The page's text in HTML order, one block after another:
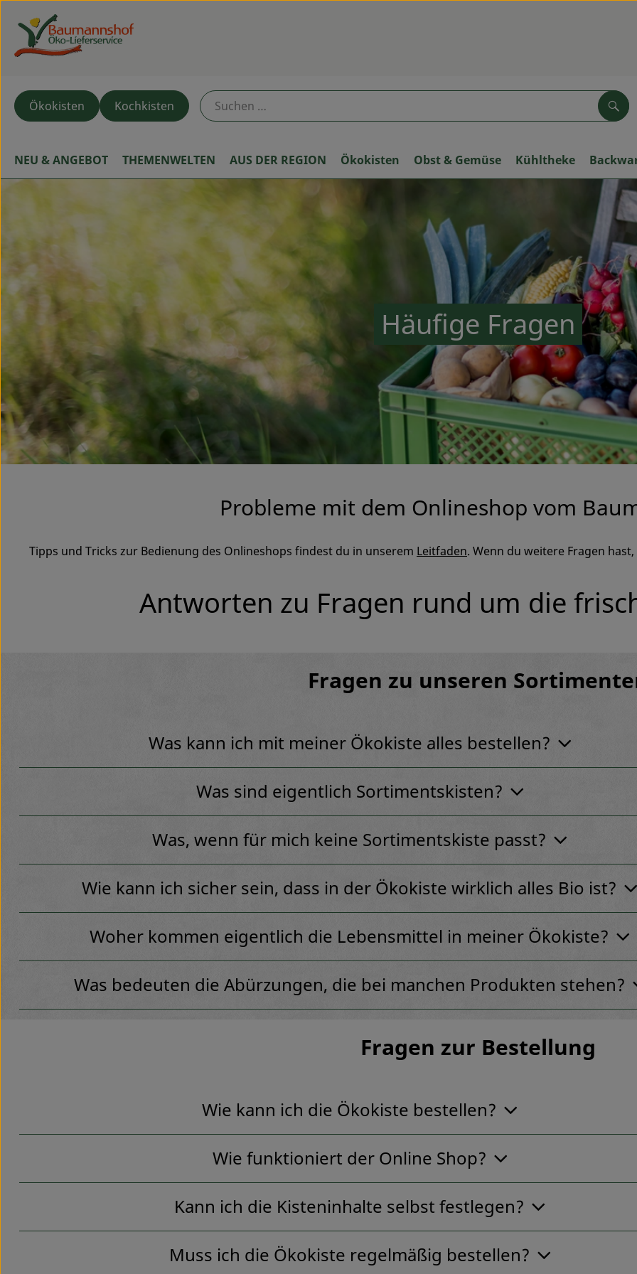
Ökokisten Kochkisten
NEU & ANGEBOT THEMENWELTEN AUS DER REGION Ökokisten Obst & Gemüse Kühltheke
Häufige Fragen
Probleme mit dem Onlineshop vom
Tipps und Tricks zur Bedienung des Onlineshops findest du in unserem Leitfaden. Wenn du weitere Fragen
Antworten zu Fragen rund um die
Fragen zu unseren
Was kann ich mit meiner Ökokiste alles bestellen?
Was sind eigentlich Sortimentskisten?
Was, wenn für mich keine Sortimentskiste passt?
Wie kann ich sicher sein, dass in der Ökokiste wirklich alles Bio ist?
Woher kommen eigentlich die Lebensmittel in meiner Ökokiste?
Was bedeuten die Abürzungen, die bei manchen Produkten stehen?
Fragen zur Bestellung
Wie kann ich die Ökokiste bestellen?
Wie funktioniert der Online Shop?
Kann ich die Kisteninhalte selbst festlegen?
Muss ich die Ökokiste regelmäßig bestellen?